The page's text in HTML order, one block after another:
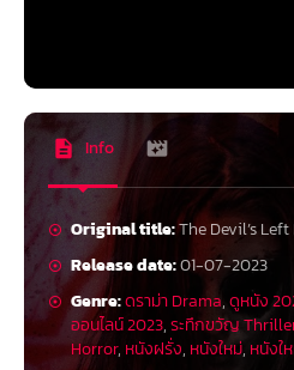
Info
Original title:The Devil’s
Release date:01-07-2023
Genre:ดราม่า Drama,ดูหนัง
ออนไลน์ 2023,ระทึกขวัญ
Horror, หนังฝรั่ง, หนังใหม่, หนังใ